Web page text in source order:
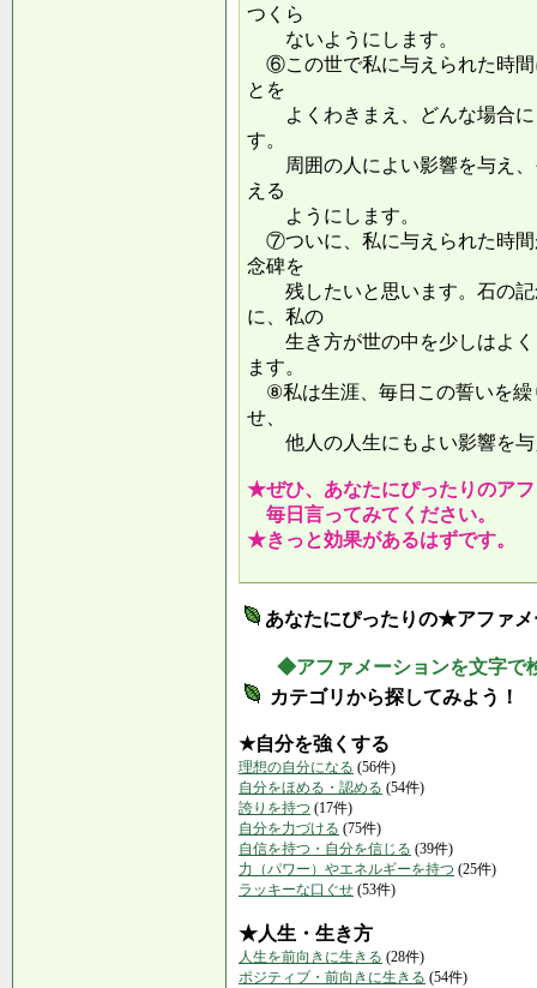
つくら
ないようにします。
⑥この世で私に与えられた時間
とを
よくわきまえ、どんな場合に
す。
周囲の人によい影響を与え、
える
ようにします。
⑦ついに、私に与えられた時間
念碑を
残したいと思います。石の記
に、私の
生き方が世の中を少しはよく
ます。
⑧私は生涯、毎日この誓いを繰
せ、
他人の人生にもよい影響
★ぜひ、あなたにぴったりのア
毎日言ってみてください。
★きっと効果があるはずです。
あなたにぴったりの★アファ
◆アファメーションを文字で
カテゴリから探してみよう！
★自分を強くする
理想の自分になる (56件)
自分をほめる・認める (54件)
誇りを持つ (17件)
自分を力づける (75件)
自信を持つ・自分を信じる (39件)
力（パワー）やエネルギーを持つ (25件)
ラッキーな口ぐせ (53件)
★人生・生き方
人生を前向きに生きる (28件)
ポジティブ・前向きに生きる (54件)